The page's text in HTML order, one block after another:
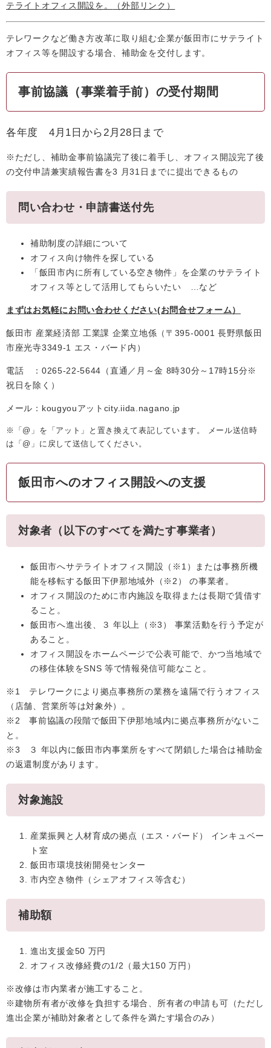
テライトオフィス開設を。
（外部リンク）
テレワークなど働き方改革に取り組む企業が飯田市にサテライト
オフィス等を開設する場合、補助金を交付します。
事前協議（事業着手前）の受付期間
各年度 4月1日から2月28日まで
※ただし、補助金事前協議完了後に着手し、オフィス開設完了後
の交付申請兼実績報告書を3 月31日までに提出できるもの
問い合わせ・申請書送付先
補助制度の詳細について
オフィス向け物件を探している
「飯田市内に所有している空き物件」を企業のサテライト
オフィス等として活用してもらいたい …など
まずはお気軽にお問い合わせください(お問合せフォーム）
飯田市 産業経済部 工業課 企業立地係（〒395-0001 長野県飯田
市座光寺3349-1 エス・バード内）
電話 ：0265-22-5644（直通／月～金 8時30分～17時15分※
祝日を除く）
メール：kougyouアットcity.iida.nagano.jp
※「@」を「アット」と置き換えて表記しています。 メール送信時
は「@」に戻して送信してください。
飯田市へのオフィス開設への支援
対象者（以下のすべてを満たす事業者）
飯田市へサテライトオフィス開設（※1）または事務所機
能を移転する飯田下伊那地域外（※2） の事業者。
オフィス開設のために市内施設を取得または長期で賃借す
ること。
飯田市へ進出後、３ 年以上（※3） 事業活動を行う予定が
あること。
オフィス開設をホームページで公表可能で、かつ当地域で
の移住体験をSNS 等で情報発信可能なこと。
※1 テレワークにより拠点事務所の業務を遠隔で行うオフィス
（店舗、営業所等は対象外）。
※2 事前協議の段階で飯田下伊那地域内に拠点事務所がないこ
と。
※3 ３ 年以内に飯田市内事業所をすべて閉鎖した場合は補助金
の返還制度があります。
対象施設
産業振興と人材育成の拠点（エス・バード） インキュベー
ト室
飯田市環境技術開発センター
市内空き物件（シェアオフィス等含む）
補助額
進出支援金50 万円
オフィス改修経費の1/2（最大150 万円）
※改修は市内業者が施工すること。
※建物所有者が改修を負担する場合、所有者の申請も可（ただし
進出企業が補助対象者として条件を満たす場合のみ）